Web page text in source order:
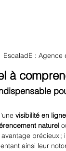
EscaladE : Agence
à
visibilité en
naturel
précieux
ainsi leur